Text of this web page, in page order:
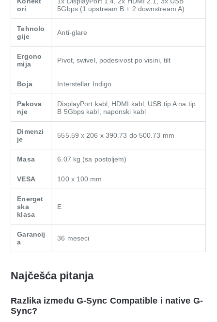
ori
5Gbps (1 upstream B + 2 downstream A)
Tehnolo
gije
Anti-glare
Ergono
mija
Pivot, swivel, podesivost po visini, tilt
Boja Interstellar Indigo
Pakova
nje
DisplayPort kabl, HDMI kabl, USB tip A na tip
B 5Gbps kabl, naponski kabl
Dimenzi
je
555.59 x 206 x 390.73 do 500.73 mm
Masa 6.07 kg (sa postoljem)
VESA 100 x 100 mm
Energet
ska
klasa
E
Garancij
a
36 meseci
Najčešća pitanja
Razlika između G-Sync Compatible i native G-
Sync?